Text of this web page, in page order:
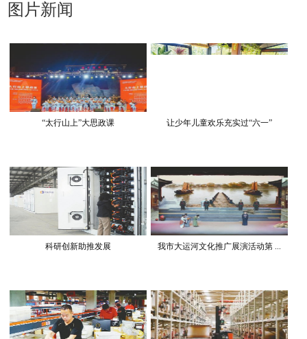
图片新闻
“太行山上”大思政课 让少年儿童欢乐充实过“六一”
科研创新助推发展 我市大运河文化推广展演活动第 ...